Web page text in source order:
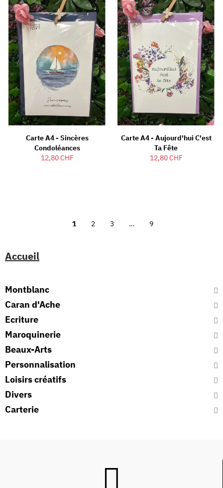
Carte A4 - Sincères
Condoléances
12,80 CHF
Carte A4 - Aujourd'hui C'est
Ta Fête
12,80 CHF
1 2 3 … 9
Accueil
Montblanc
Caran d'Ache
Ecriture
Maroquinerie
Beaux-Arts
Personnalisation
Loisirs créatifs
Divers
Carterie